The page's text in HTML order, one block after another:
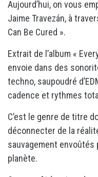
Aujourd’hui, on vous
Jaime Travezán, à
Can Be Cured ».
Extrait de l’album «
envoie dans des
techno, saupoudré
cadence et rythmes
C’est le genre de titre
déconnecter de la
sauvagement envoûtés
planète.